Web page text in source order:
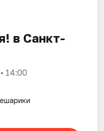
в Санкт-
14:00